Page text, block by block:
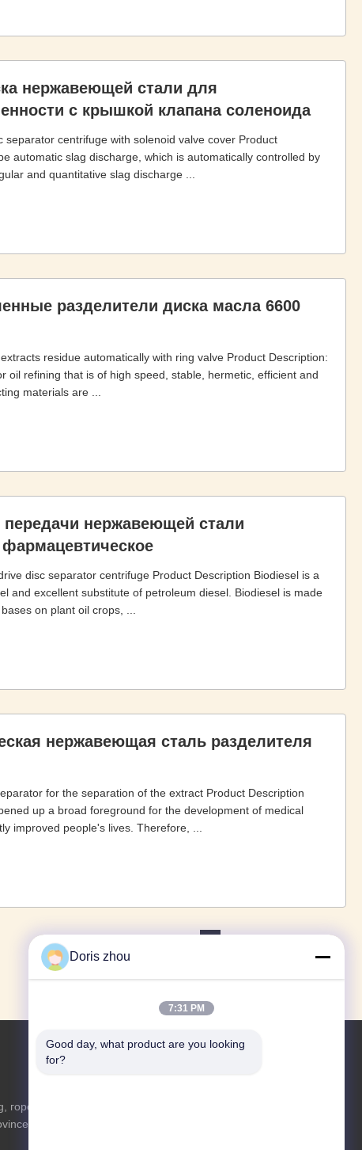
нержавеющей стали для
с крышкой клапана соленоида
centrifuge with solenoid valve cover Product
automatic slag discharge, which is automatically controlled by
and quantitative slag discharge ...
разделители диска масла 6600
residue automatically with ring valve Product Description:
oil refining that is of high speed, stable, hermetic, efficient and
materials are ...
нержавеющей стали
фармацевтическое
disc separator centrifuge Product Description Biodiesel is a
and excellent substitute of petroleum diesel. Biodiesel is made
on plant oil crops, ...
нержавеющая сталь разделителя
for the separation of the extract Product Description
up a broad foreground for the development of medical
improved people's lives. Therefore, ...
1 2 3 4 › »
городок
Doris zhou
7:31 PM
Good day, what product are you looking
for?